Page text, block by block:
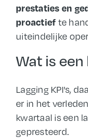
prestaties en
proactief te
uiteindelijke
Wat is
Lagging KPI's,
er in het
kwartaal is een
gepresteerd.